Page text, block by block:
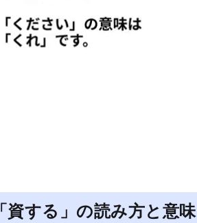
「資する」の読み方と意味